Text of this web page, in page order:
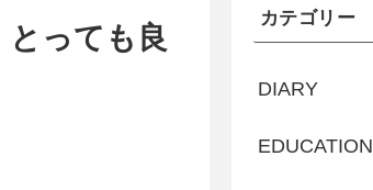
とっても良
カテゴリー
DIARY
EDUCATION